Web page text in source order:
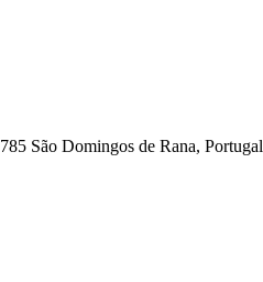
São Domingos de Rana, Portugal